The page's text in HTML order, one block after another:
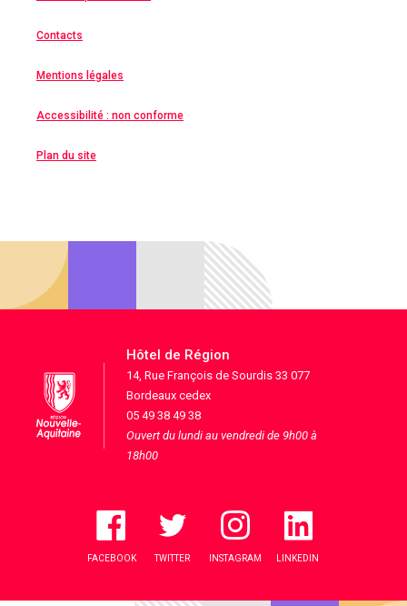
Contacts
Mentions légales
Accessibilité : non conforme
Plan du site
Hôtel de Région
14, Rue François de Sourdis 33 077
Bordeaux cedex
05 49 38 49 38
Ouvert du lundi au vendredi de 9h00 à
18h00
FACEBOOK TWITTER INSTAGRAM LINKEDIN